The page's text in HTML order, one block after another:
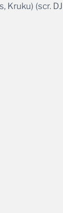
Kruku) (scr.